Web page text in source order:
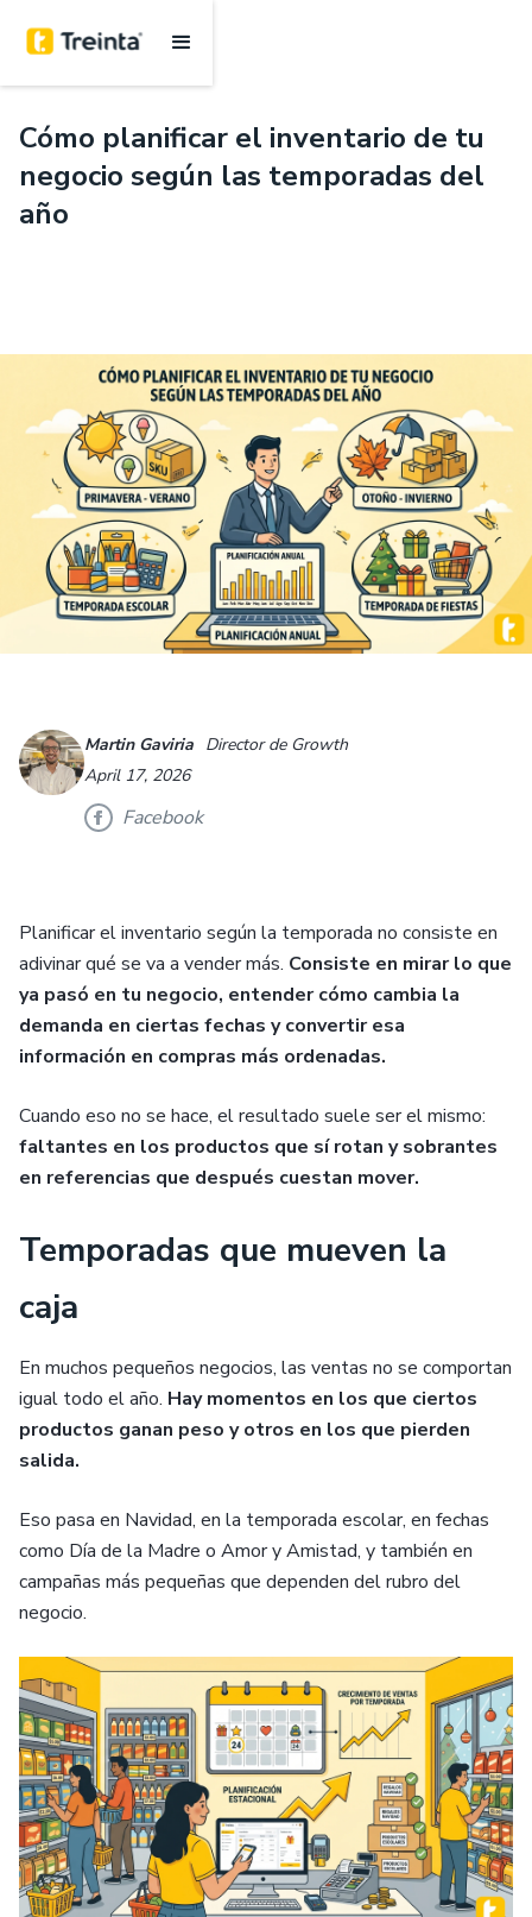
Cómo planificar el inventario de tu
negocio según las temporadas del
año
Martin Gaviria Director de Growth
April 17, 2026
Facebook
Planificar el inventario según la temporada no consiste en
adivinar qué se va a vender más. Consiste en mirar lo que
ya pasó en tu negocio, entender cómo cambia la
demanda en ciertas fechas y convertir esa
información en compras más ordenadas.
Cuando eso no se hace, el resultado suele ser el mismo:
faltantes en los productos que sí rotan y sobrantes
en referencias que después cuestan mover.
Temporadas que mueven la
caja
En muchos pequeños negocios, las ventas no se comportan
igual todo el año. Hay momentos en los que ciertos
productos ganan peso y otros en los que pierden
salida.
Eso pasa en Navidad, en la temporada escolar, en fechas
como Día de la Madre o Amor y Amistad, y también en
campañas más pequeñas que dependen del rubro del
negocio.